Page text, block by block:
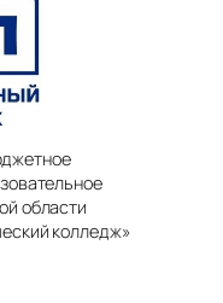
области
колледж»